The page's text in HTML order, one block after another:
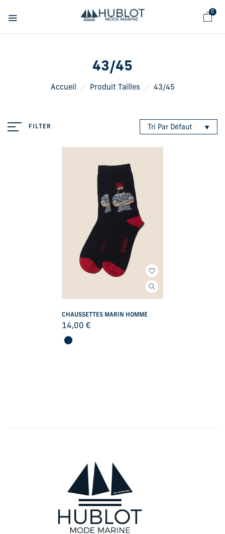
0
43/45
Accueil Produit Tailles 43/45
FILTER Tri Par Défaut
CHAUSSETTES MARIN HOMME
14,00€